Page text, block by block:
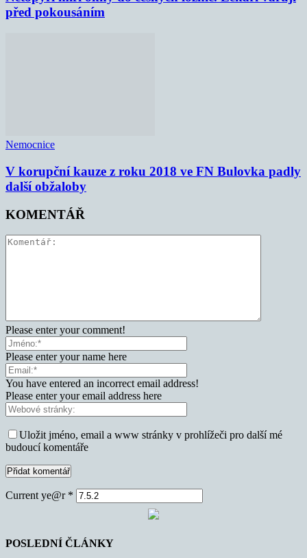
před pokousáním
Nemocnice
V korupční kauze z roku 2018 ve FN Bulovka padly
další obžaloby
KOMENTÁŘ
Please enter your comment!
Please enter your name here
You have entered an incorrect email address!
Please enter your email address here
Uložit jméno, email a www stránky v prohlížeči pro další mé
budoucí komentáře
Current ye@r *
POSLEDNÍ ČLÁNKY